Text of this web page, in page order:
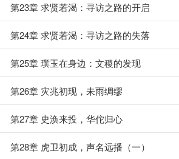
第23章 求贤若渴：寻访之路的开启
第24章 求贤若渴：寻访之路的失落
第25章 璞玉在身边：文稷的发现
第26章 灾兆初现，未雨绸缪
第27章 史涣来投，华佗归心
第28章 虎卫初成，声名远播（一）